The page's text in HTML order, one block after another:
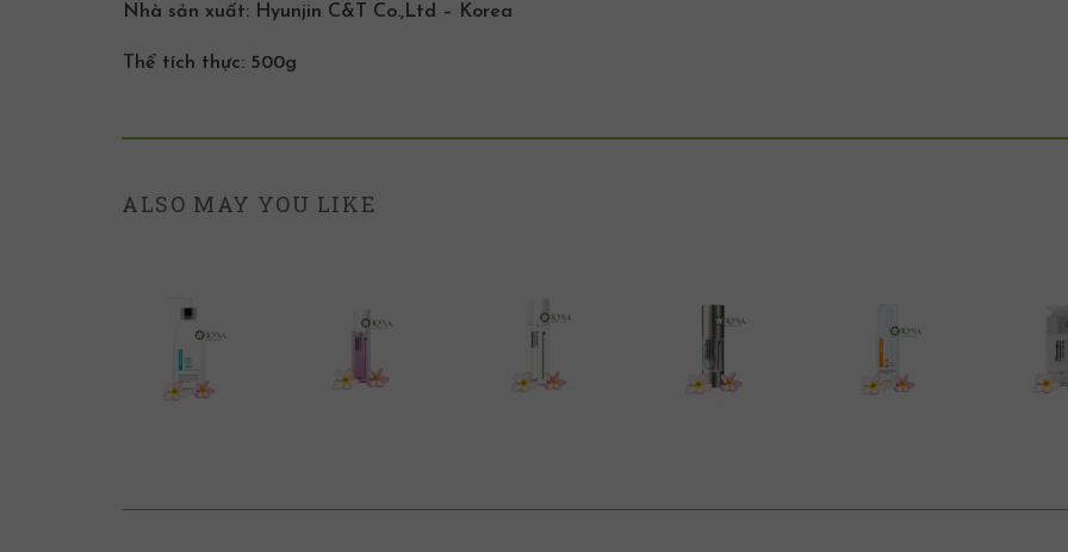
Nhà sản xuất: Hyunjin C&T Co.,Ltd – Korea
Thể tích thực: 500g
ALSO MAY YOU LIKE